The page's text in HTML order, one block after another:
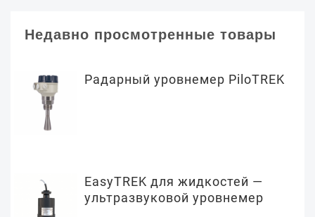
Недавно просмотренные товары
Радарный уровнемер PiloTREK
EasyTREK для жидкостей —
ультразвуковой уровнемер